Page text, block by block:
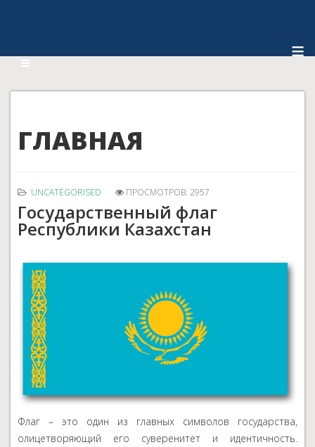
≡
ГЛАВНАЯ
UNCATEGORISED ПРОСМОТРОВ: 2957
Государственный флаг
Республики Казахстан
Флаг – это один из главных символов государства,
олицетворяющий его суверенитет и идентичность.